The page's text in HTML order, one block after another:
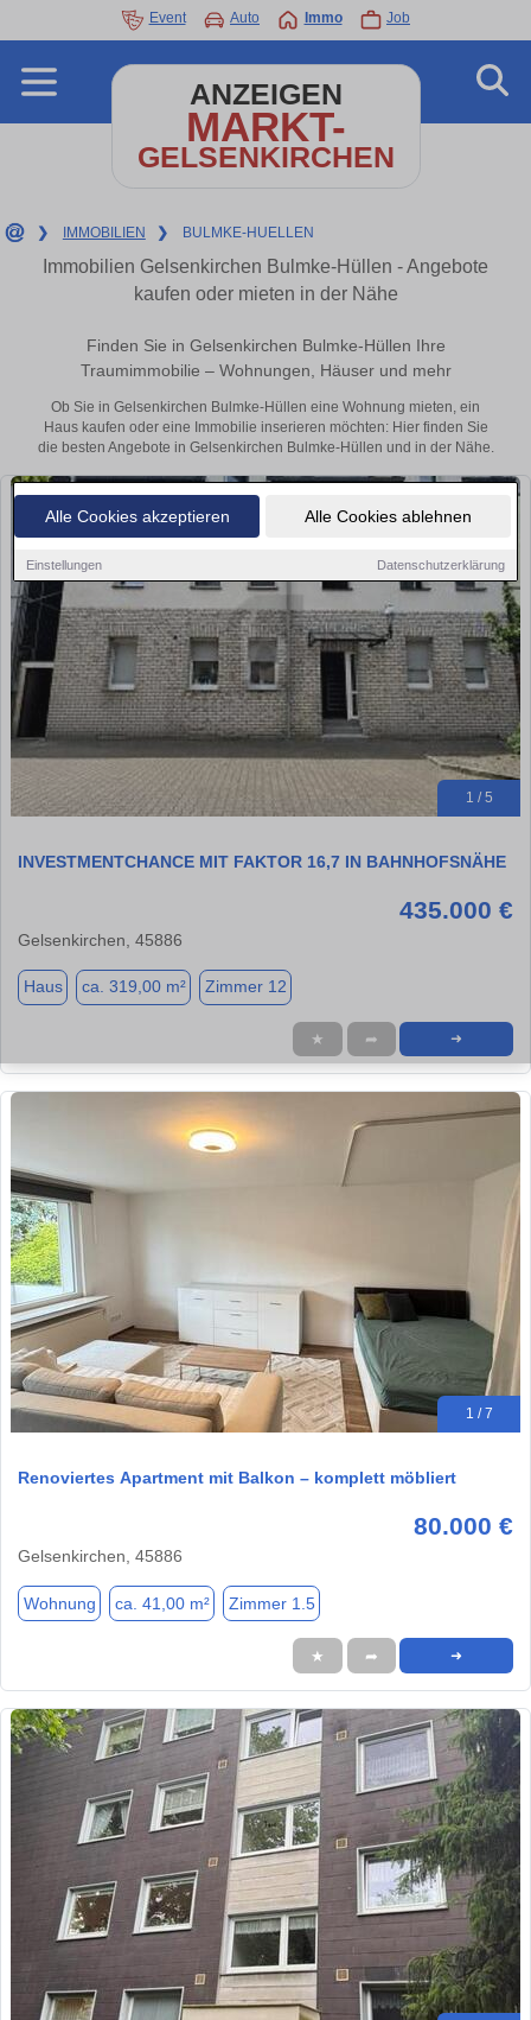
Alle Cookies akzeptieren Alle Cookies ablehnen
Einstellungen Datenschutzerklärung
Event Auto Immo Job
ANZEIGEN
MARKT-
GELSENKIRCHEN
❯ IMMOBILIEN ❯ BULMKE-HUELLEN
Immobilien Gelsenkirchen Bulmke-Hüllen - Angebote
kaufen oder mieten in der Nähe
Finden Sie in Gelsenkirchen Bulmke-Hüllen Ihre
Traumimmobilie – Wohnungen, Häuser und mehr
Ob Sie in Gelsenkirchen Bulmke-Hüllen eine Wohnung mieten, ein
Haus kaufen oder eine Immobilie inserieren möchten: Hier finden Sie
die besten Angebote in Gelsenkirchen Bulmke-Hüllen und in der Nähe.
1 / 5
INVESTMENTCHANCE MIT FAKTOR 16,7 IN BAHNHOFSNÄHE
435.000 €
Gelsenkirchen, 45886
Haus ca. 319,00 m² Zimmer 12
★ ➦ ➜
1 / 7
Renoviertes Apartment mit Balkon – komplett möbliert
80.000 €
Gelsenkirchen, 45886
Wohnung ca. 41,00 m² Zimmer 1.5
★ ➦ ➜